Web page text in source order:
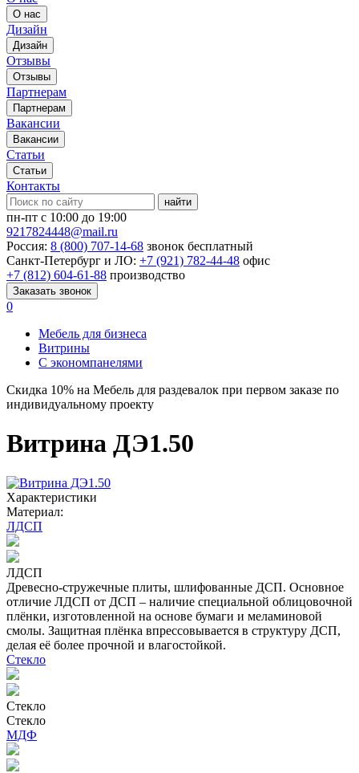
О нас
Дизайн
Дизайн
Отзывы
Отзывы
Партнерам
Партнерам
Вакансии
Вакансии
Статьи
Статьи
Контакты
найти
пн-пт с 10:00 до 19:00
9217824448@mail.ru
Россия: 8 (800) 707-14-68 звонок бесплатный
Санкт-Петербург и ЛО: +7 (921) 782-44-48 офис
+7 (812) 604-61-88 производство
Заказать звонок
0
Мебель для бизнеса
Витрины
С экономпанелями
Скидка 10% на Мебель для раздевалок при первом заказе по
индивидуальному проекту
Витрина ДЭ1.50
Характеристики
Материал:
ЛДСП
ЛДСП
Древесно-стружечные плиты, шлифованные ДСП. Основное
отличие ЛДСП от ДСП – наличие специальной облицовочной
плёнки, изготовленной на основе бумаги и меламиновой
смолы. Защитная плёнка впрессовывается в структуру ДСП,
делая её более прочной и влагостойкой.
Стекло
Стекло
Стекло
МДФ